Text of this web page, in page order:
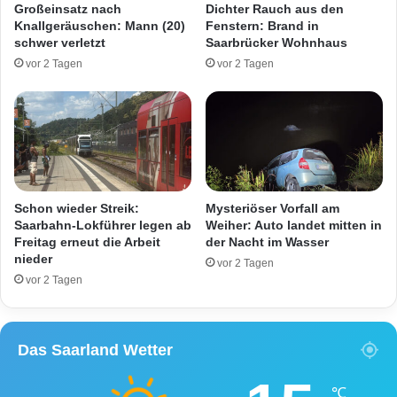
t
m
t
P
e
u
g
e
o
t
i
n
B
ä
g
a
l
l
z
w
i
s
c
h
e
Großeinsatz nach
Knallgeräuschen: Mann (20)
schwer verletzt
vor 2 Tagen
Dichter Rauch aus den
Fenstern: Brand in
Saarbrücker Wohnhaus
vor 2 Tagen
Schon wieder Streik:
Saarbahn-Lokführer legen ab
Freitag erneut die Arbeit
nieder
vor 2 Tagen
Mysteriöser Vorfall am
Weiher: Auto landet mitten in
der Nacht im Wasser
vor 2 Tagen
Das Saarland Wetter
℃